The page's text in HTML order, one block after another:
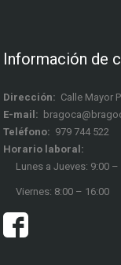
Información de
Dirección: Calle Mayor
E-mail:
Teléfono: 979 744 522
Horario laboral:
Lunes a Jueves: 9:00
Viernes: 8:00 – 16:00